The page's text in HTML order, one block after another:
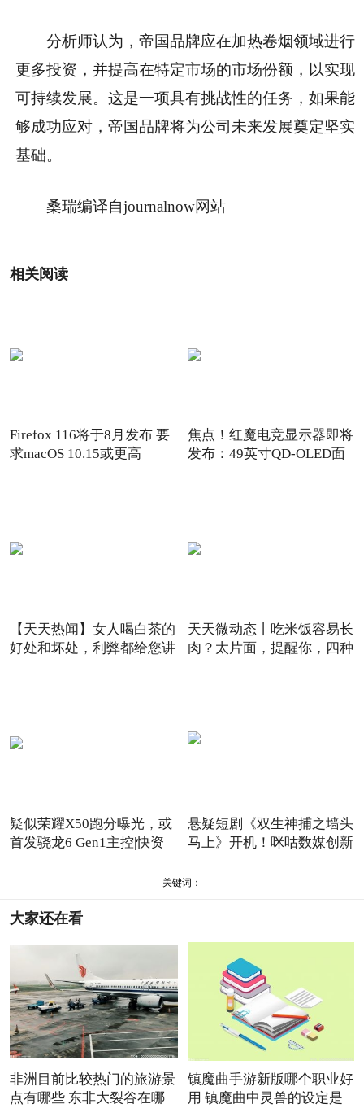
分析师认为，帝国品牌应在加热卷烟领域进行
更多投资，并提高在特定市场的市场份额，以实现
可持续发展。这是一项具有挑战性的任务，如果能
够成功应对，帝国品牌将为公司未来发展奠定坚实
基础。
桑瑞编译自journalnow网站
相关阅读
Firefox 116将于8月发布 要
求macOS 10.15或更高
焦点！红魔电竞显示器即将
发布：49英寸QD-OLED面
【天天热闻】女人喝白茶的
好处和坏处，利弊都给您讲
天天微动态丨吃米饭容易长
肉？太片面，提醒你，四种
疑似荣耀X50跑分曝光，或
首发骁龙6 Gen1主控|快资
悬疑短剧《双生神捕之墙头
马上》开机！咪咕数媒创新
关键词：
大家还在看
非洲目前比较热门的旅游景
点有哪些 东非大裂谷在哪
镇魔曲手游新版哪个职业好
用 镇魔曲中灵兽的设定是